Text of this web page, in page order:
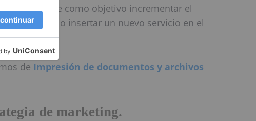
que tiene como objetivo incrementar el
de marca o insertar un nuevo servicio en el
de Impresión de documentos y archivos
de marketing.